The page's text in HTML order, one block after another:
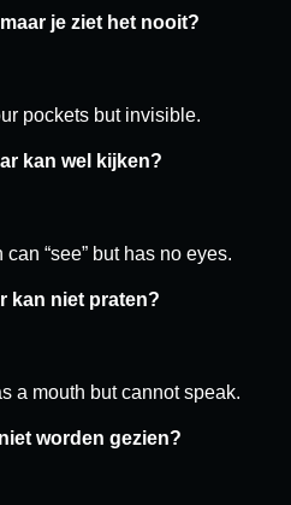
je ziet het nooit?
pockets but invisible.
kan wel kijken?
“see” but has no eyes.
kan niet praten?
a mouth but cannot speak.
worden gezien?